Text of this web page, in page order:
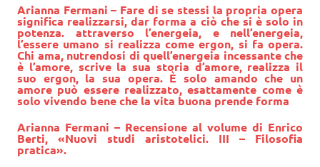
Arianna Fermani – Fare di se stessi la propria opera
significa realizzarsi, dar forma a ciò che si è solo in
potenza. attraverso l’energeia, e nell’energeia,
l’essere umano si realizza come ergon, si fa opera.
Chi ama, nutrendosi di quell’energeia incessante che
è l’amore, scrive la sua storia d’amore, realizza il
suo ergon, la sua opera. È solo amando che un
amore può essere realizzato, esattamente come è
solo vivendo bene che la vita buona prende forma
Arianna Fermani – Recensione al volume di Enrico
Berti, «Nuovi studi aristotelici. III – Filosofia
pratica».